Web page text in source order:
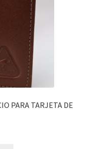
PARA TARJETA DE